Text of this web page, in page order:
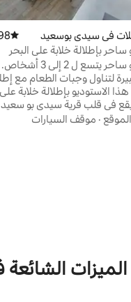
في سيدي بوسعيد متوسط
ساحر بإطلالة خلابة على البحر
استوديو ساحر يتسع ل 2
لتناول وجبات الطعام مع
الاستوديو بإطلالة خلابة
في قلب قرية سيدي بو
لاكتشاف الهندسة المعمارية
المدرج في قائمة اليونسكو
الموقع · موقف السيارات
الميزات